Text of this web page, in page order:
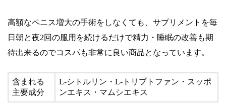
高額なペニス増大の手術をしなくても、サプリメントを毎
日朝と夜2回の服用を続けるだけで精力・睡眠の改善も期
待出来るのでコスパも非常に良い商品となっています。
含まれる
主要成分
L-シトルリン・L-トリプトファン・スッポ
ンエキス・マムシエキス